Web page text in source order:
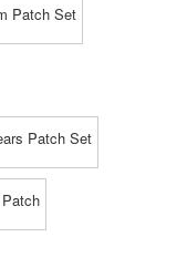
Patch Set
Patch Set